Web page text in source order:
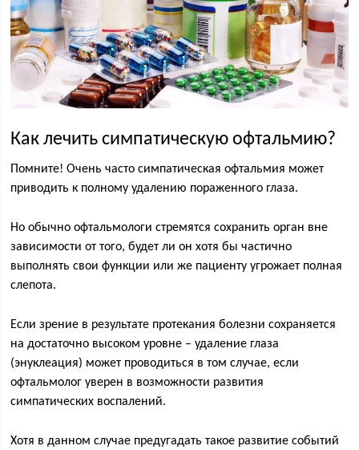
Как лечить симпатическую офтальмию?
Помните! Очень часто симпатическая офтальмия может
приводить к полному удалению пораженного глаза.
Но обычно офтальмологи стремятся сохранить орган вне
зависимости от того, будет ли он хотя бы частично
выполнять свои функции или же пациенту угрожает полная
слепота.
Если зрение в результате протекания болезни сохраняется
на достаточно высоком уровне – удаление глаза
(энуклеация) может проводиться в том случае, если
офтальмолог уверен в возможности развития
симпатических воспалений.
Хотя в данном случае предугадать такое развитие событий